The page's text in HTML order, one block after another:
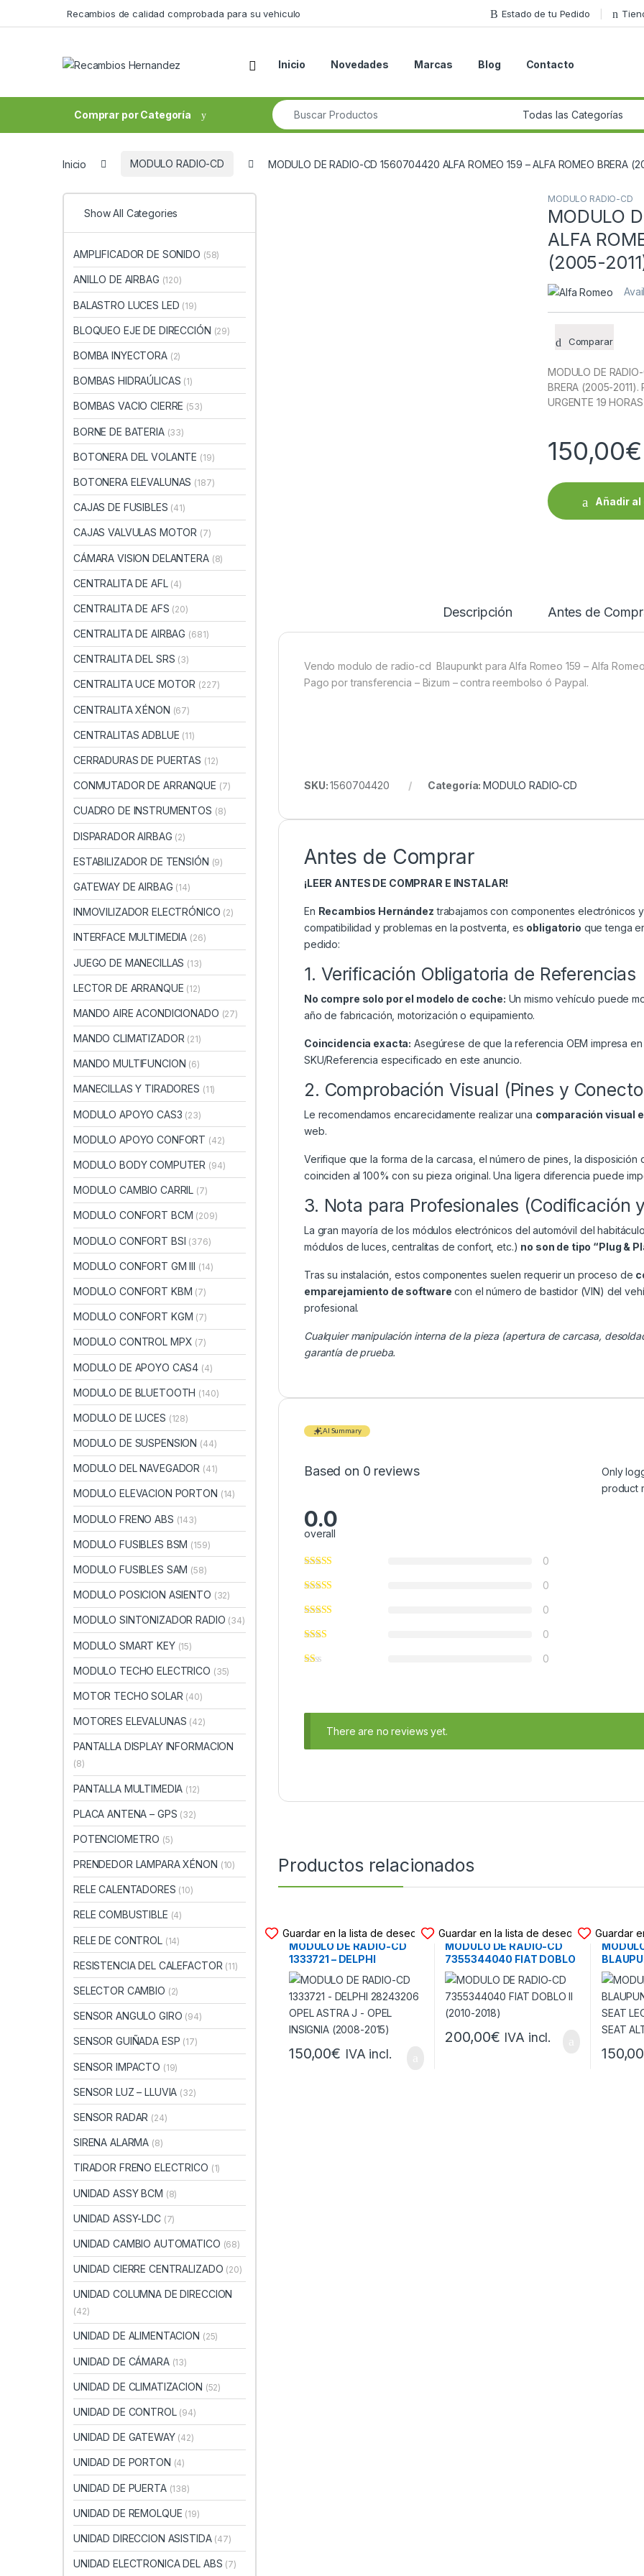
Recambios de calidad comprobada para su vehiculo Estado de tu Pedido
Open Inicio Novedades Marcas Blog Contacto
Comprar por Categoría
Search for:
Inicio MODULO RADIO-CD MODULO DE RADIO-CD 1560704420 ALFA ROMEO 159 – ALFA ROMEO BRERA
MODULO RADIO-CD
MODULO
ALFA
(2005-
Comparar
MODULO DE
BRERA (2005-2011).
URGENTE 19
150,00€
Añadir
Descripción Antes de
Vendo modulo de radio-cd Blaupunkt para Alfa Romeo 159 – Alfa
Pago por transferencia – Bizum – contra reembolso ó Paypal.
SKU:1560704420 Categoría:MODULO RADIO-CD
Antes de Comprar
¡LEER ANTES DE COMPRAR E INSTALAR!
En Recambios Hernández trabajamos con componentes electrónicos
compatibilidad y problemas en la postventa, es obligatorio que tenga
pedido:
1. Verificación Obligatoria de Referencias
No compre solo por el modelo de coche: Un mismo vehículo puede
año de fabricación, motorización o equipamiento.
Coincidencia exacta: Asegúrese de que la referencia OEM impresa
SKU/Referencia especificado en este anuncio.
2. Comprobación Visual (Pines y
Le recomendamos encarecidamente realizar una comparación visual
web.
Verifique que la forma de la carcasa, el número de pines, la
coinciden al 100% con su pieza original. Una ligera diferencia puede
3. Nota para Profesionales (Codificación
La gran mayoría de los módulos electrónicos del automóvil del
módulos de luces, centralitas de confort, etc.) no son de tipo “Plug &
Tras su instalación, estos componentes suelen requerir un proceso de
emparejamiento de software con el número de bastidor (VIN) del
profesional.
Cualquier manipulación interna de la pieza (apertura de carcasa,
garantía de prueba.
AI Summary
Based on 0 reviews
0.0
overall
0
0
0
0
0
Only
product
There are no reviews yet.
Productos relacionados
Guardar en la lista de deseos
MODULO DE RADIO-CD
1333721 – DELPHI
28243206 OPEL ASTRA J
– OPEL INSIGNIA (2008-
2015)
150,00€ IVA incl.
Guardar en la lista de deseos
MODULO DE RADIO-CD
7355344040 FIAT DOBLO
II (2010-2018)
200,00€ IVA incl.
Guardar
SEAT
ALTEA
(2008-
150,00
Show All Categories
AMPLIFICADOR DE SONIDO (58)
ANILLO DE AIRBAG (120)
BALASTRO LUCES LED (19)
BLOQUEO EJE DE DIRECCIÓN (29)
BOMBA INYECTORA (2)
BOMBAS HIDRAÚLICAS (1)
BOMBAS VACIO CIERRE (53)
BORNE DE BATERIA (33)
BOTONERA DEL VOLANTE (19)
BOTONERA ELEVALUNAS (187)
CAJAS DE FUSIBLES (41)
CAJAS VALVULAS MOTOR (7)
CÁMARA VISION DELANTERA (8)
CENTRALITA DE AFL (4)
CENTRALITA DE AFS (20)
CENTRALITA DE AIRBAG (681)
CENTRALITA DEL SRS (3)
CENTRALITA UCE MOTOR (227)
CENTRALITA XÉNON (67)
CENTRALITAS ADBLUE (11)
CERRADURAS DE PUERTAS (12)
CONMUTADOR DE ARRANQUE (7)
CUADRO DE INSTRUMENTOS (8)
DISPARADOR AIRBAG (2)
ESTABILIZADOR DE TENSIÓN (9)
GATEWAY DE AIRBAG (14)
INMOVILIZADOR ELECTRÓNICO (2)
INTERFACE MULTIMEDIA (26)
JUEGO DE MANECILLAS (13)
LECTOR DE ARRANQUE (12)
MANDO AIRE ACONDICIONADO (27)
MANDO CLIMATIZADOR (21)
MANDO MULTIFUNCION (6)
MANECILLAS Y TIRADORES (11)
MODULO APOYO CAS3 (23)
MODULO APOYO CONFORT (42)
MODULO BODY COMPUTER (94)
MODULO CAMBIO CARRIL (7)
MODULO CONFORT BCM (209)
MODULO CONFORT BSI (376)
MODULO CONFORT GM III (14)
MODULO CONFORT KBM (7)
MODULO CONFORT KGM (7)
MODULO CONTROL MPX (7)
MODULO DE APOYO CAS4 (4)
MODULO DE BLUETOOTH (140)
MODULO DE LUCES (128)
MODULO DE SUSPENSION (44)
MODULO DEL NAVEGADOR (41)
MODULO ELEVACION PORTON (14)
MODULO FRENO ABS (143)
MODULO FUSIBLES BSM (159)
MODULO FUSIBLES SAM (58)
MODULO POSICION ASIENTO (32)
MODULO SINTONIZADOR RADIO (34)
MODULO SMART KEY (15)
MODULO TECHO ELECTRICO (35)
MOTOR TECHO SOLAR (40)
MOTORES ELEVALUNAS (42)
PANTALLA DISPLAY INFORMACION
(8)
PANTALLA MULTIMEDIA (12)
PLACA ANTENA – GPS (32)
POTENCIOMETRO (5)
PRENDEDOR LAMPARA XÉNON (10)
RELE CALENTADORES (10)
RELE COMBUSTIBLE (4)
RELE DE CONTROL (14)
RESISTENCIA DEL CALEFACTOR (11)
SELECTOR CAMBIO (2)
SENSOR ANGULO GIRO (94)
SENSOR GUIÑADA ESP (17)
SENSOR IMPACTO (19)
SENSOR LUZ – LLUVIA (32)
SENSOR RADAR (24)
SIRENA ALARMA (8)
TIRADOR FRENO ELECTRICO (1)
UNIDAD ASSY BCM (8)
UNIDAD ASSY-LDC (7)
UNIDAD CAMBIO AUTOMATICO (68)
UNIDAD CIERRE CENTRALIZADO (20)
UNIDAD COLUMNA DE DIRECCION
(42)
UNIDAD DE ALIMENTACION (25)
UNIDAD DE CÁMARA (13)
UNIDAD DE CLIMATIZACION (52)
UNIDAD DE CONTROL (94)
UNIDAD DE GATEWAY (42)
UNIDAD DE PORTON (4)
UNIDAD DE PUERTA (138)
UNIDAD DE REMOLQUE (19)
UNIDAD DIRECCION ASISTIDA (47)
UNIDAD ELECTRONICA DEL ABS (7)